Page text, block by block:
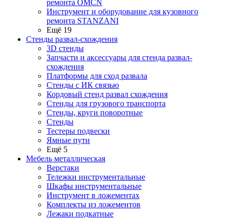
ремонта OMCN
Инструмент и оборудование для кузовного
ремонта STANZANI
Ещё 19
Стенды развал-схождения
3D стенды
Запчасти и аксессуары для стенда развал-
схождения
Платформы для сход развала
Стенды с ИК связью
Кордовый стенд развал схождения
Стенды для грузового транспорта
Стенды, круги поворотные
Стенды
Тестеры подвески
Ямные пути
Ещё 5
Мебель металлическая
Верстаки
Тележки инструментальные
Шкафы инструментальные
Инструмент в ложементах
Комплекты из ложементов
Лежаки подкатные